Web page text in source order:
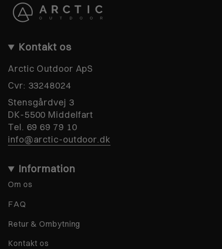
Kontakt os
Arctic Outdoor ApS
Cvr: 33248024
Stensgårdvej 3
DK-5500 Middelfart
Tel. 69 69 79 10
info@arctic-outdoor.dk
Information
Om os
FAQ
Retur & Ombytning
Kontakt os